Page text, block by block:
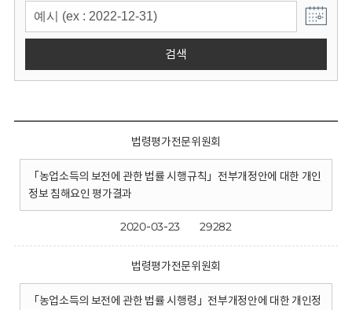
검색
법령평가전문위원회
「농업소득의 보전에 관한 법률 시행규칙」전부개정안에 대한 개인
정보 침해요인 평가결과
2020-03-23 29282
법령평가전문위원회
「농업소득의 보전에 관한 법률 시행령」전부개정안에 대한 개인정